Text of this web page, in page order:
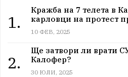
1.
Кражба на 7 телета в
карловци на протест
10 ФЕВ, 2025
2.
Ще затвори ли врати
Калофер?
30 ЮЛИ, 2025